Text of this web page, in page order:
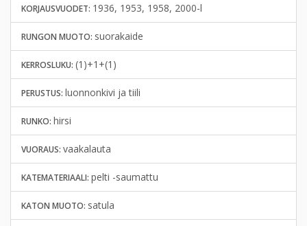
KORJAUSVUODET: 1936, 1953, 1958, 2000-l
RUNGON MUOTO: suorakaide
KERROSLUKU: (1)+1+(1)
PERUSTUS: luonnonkivi ja tiili
RUNKO: hirsi
VUORAUS: vaakalauta
KATEMATERIAALI: pelti -saumattu
KATON MUOTO: satula